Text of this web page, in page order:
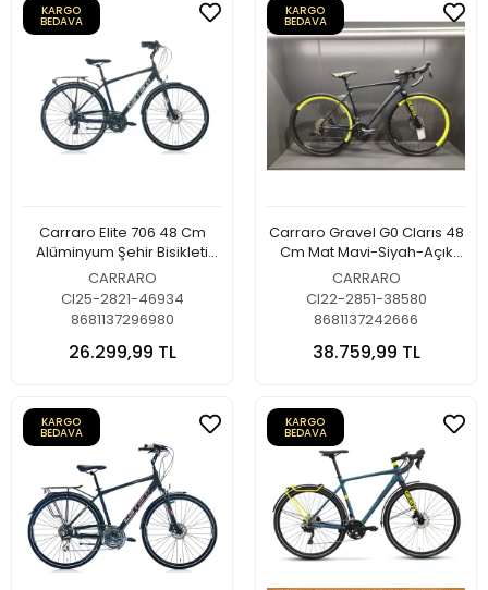
KARGO
BEDAVA
Carraro Elite 706 48 Cm
Alüminyum Şehir Bisikleti
Mat Siyah-Gri-Krom
CARRARO
CI25-2821-46934
8681137296980
26.299,99 TL
KARGO
BEDAVA
Carraro Gravel G0 Clarıs 48
Cm Mat Mavi-Siyah-Açık
Yeşil
CARRARO
CI22-2851-38580
8681137242666
38.759,99 TL
KARGO
BEDAVA
KARGO
BEDAVA